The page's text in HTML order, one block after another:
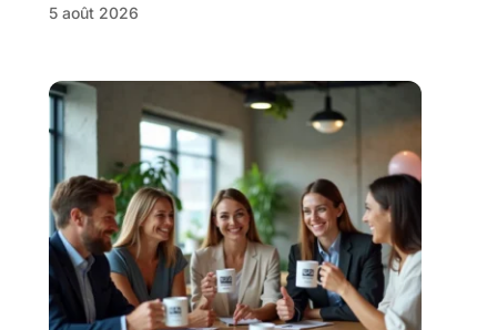
5 août 2026